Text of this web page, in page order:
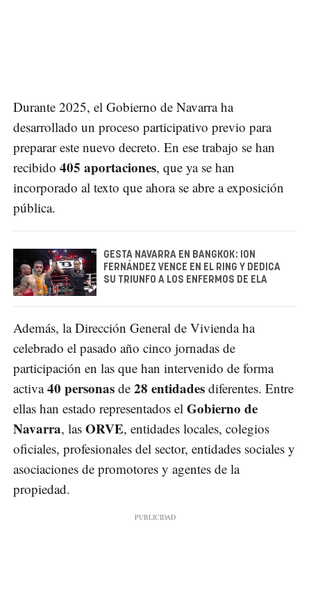
Durante 2025, el Gobierno de Navarra ha
desarrollado un proceso participativo previo para
preparar este nuevo decreto. En ese trabajo se han
recibido 405 aportaciones, que ya se han
incorporado al texto que ahora se abre a exposición
pública.
GESTA NAVARRA EN BANGKOK: ION
FERNÁNDEZ VENCE EN EL RING Y DEDICA
SU TRIUNFO A LOS ENFERMOS DE ELA
Además, la Dirección General de Vivienda ha
celebrado el pasado año cinco jornadas de
participación en las que han intervenido de forma
activa40 personas de 28 entidades diferentes. Entre
ellas han estado representados el Gobierno de
Navarra, las ORVE, entidades locales, colegios
oficiales, profesionales del sector, entidades sociales y
asociaciones de promotores y agentes de la
propiedad.